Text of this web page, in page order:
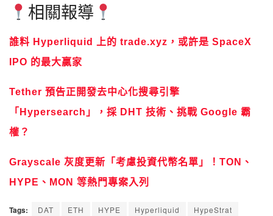
相關報導
誰料 Hyperliquid 上的 trade.xyz，或許是 SpaceX
IPO 的最大贏家
Tether 預告正開發去中心化搜尋引擎
「Hypersearch」，採 DHT 技術、挑戰 Google 霸
權？
Grayscale 灰度更新「考慮投資代幣名單」！TON、
HYPE、MON 等熱門專案入列
Tags: DAT ETH HYPE Hyperliquid
HypeStrat